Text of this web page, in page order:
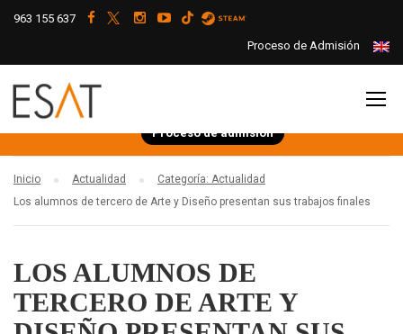
Proceso de admisión
963 155 637
Proceso de Admisión
Inicio Actualidad
Categoría: Actualidad
Los alumnos de tercero de Arte y Diseño presentan sus trabajos finales
LOS ALUMNOS DE
TERCERO DE ARTE Y